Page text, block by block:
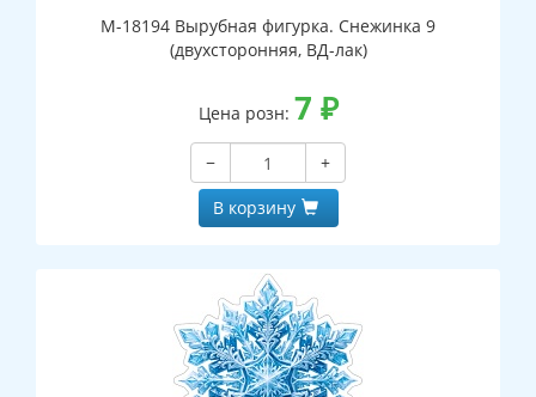
М-18194 Вырубная фигурка. Снежинка 9
(двухсторонняя, ВД-лак)
Цена розн: 7 ₽
−
+
В корзину